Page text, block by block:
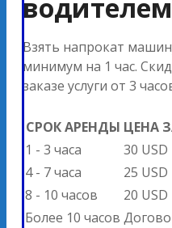
Взять напрокат
минимум на 1 час.
заказе услуги от 3
СРОК АРЕНДЫ ЦЕНА
1 - 3 часа
30 USD
4 - 7 часа
25 USD
8 - 10 часов
20 USD
Более 10 часов